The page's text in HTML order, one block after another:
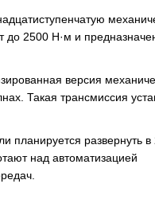
до 2500 Н·м и
версия
Такая трансмиссия
планируется развернуть в
над автоматизацией